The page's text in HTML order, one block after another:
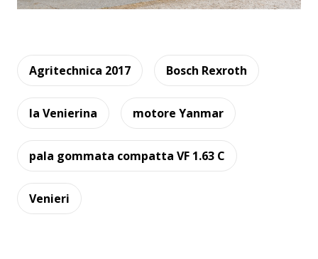
Agritechnica 2017 Bosch Rexroth
la Venierina motore Yanmar
pala gommata compatta VF 1.63 C
Venieri